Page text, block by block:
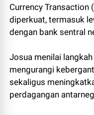
Currency Transaction
diperkuat, termasuk
dengan bank sentral
Josua menilai
mengurangi
sekaligus
perdagangan